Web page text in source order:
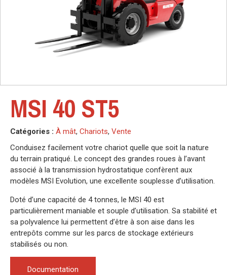
MSI 40 ST5
Catégories : À mât, Chariots, Vente
Conduisez facilement votre chariot quelle que soit la nature
du terrain pratiqué. Le concept des grandes roues à l’avant
associé à la transmission hydrostatique confèrent aux
modèles MSI Evolution, une excellente souplesse d’utilisation.
Doté d’une capacité de 4 tonnes, le MSI 40 est
particulièrement maniable et souple d’utilisation. Sa stabilité et
sa polyvalence lui permettent d’être à son aise dans les
entrepôts comme sur les parcs de stockage extérieurs
stabilisés ou non.
Documentation